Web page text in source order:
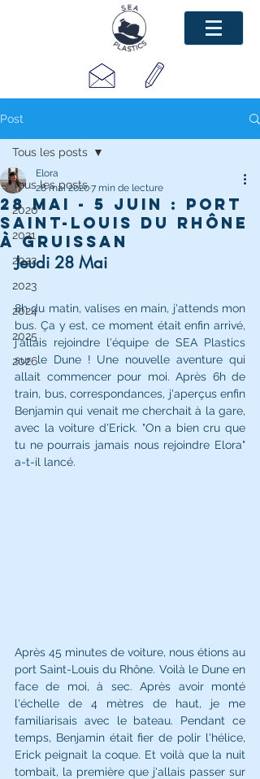
Post
Tous les posts
2020
2021
2022
2023
2024
2025
2026
Tous les posts
28 Mai - 5 Juin : Port
Saint-Louis du Rhône
à Gruissan
Elora
28 mai 20207 min de lecture
Jeudi 28 Mai
8h du matin, valises en main, j'attends mon
bus. Ça y est, ce moment était enfin arrivé,
j'allais rejoindre l'équipe de SEA Plastics
sur le Dune ! Une nouvelle aventure qui
allait commencer pour moi. Après 6h de
train, bus, correspondances, j'aperçus enfin
Benjamin qui venait me cherchait à la gare,
avec la voiture d'Erick. "On a bien cru que
tu ne pourrais jamais nous rejoindre Elora"
a-t-il lancé.
Après 45 minutes de voiture, nous étions au
port Saint-Louis du Rhône. Voilà le Dune en
face de moi, à sec. Après avoir monté
l'échelle de 4 mètres de haut, je me
familiarisais avec le bateau. Pendant ce
temps, Benjamin était fier de polir l'hélice,
Erick peignait la coque. Et voilà que la nuit
tombait, la première que j'allais passer sur